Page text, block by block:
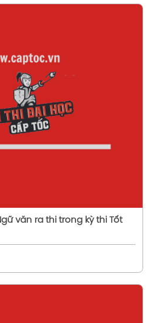
Xem chi tiết
văn ra thi trong kỳ thi Tốt